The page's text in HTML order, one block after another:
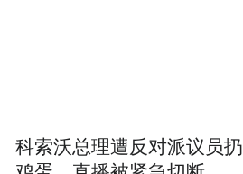
科索沃总理遭反对派议员扔